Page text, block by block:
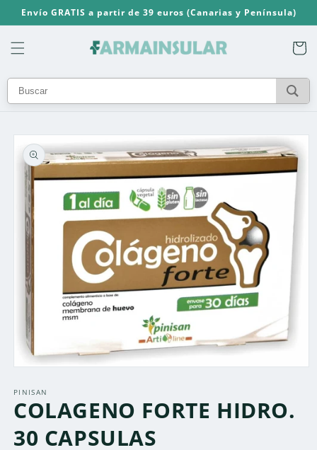
directamente
al contenido
Envío GRATIS a partir de 39 euros (Canarias y Península)
Carrito
directamente
a la
información
del producto
multimedia
1
en
ventana
modal
PINISAN
COLAGENO FORTE HIDRO.
30 CAPSULAS